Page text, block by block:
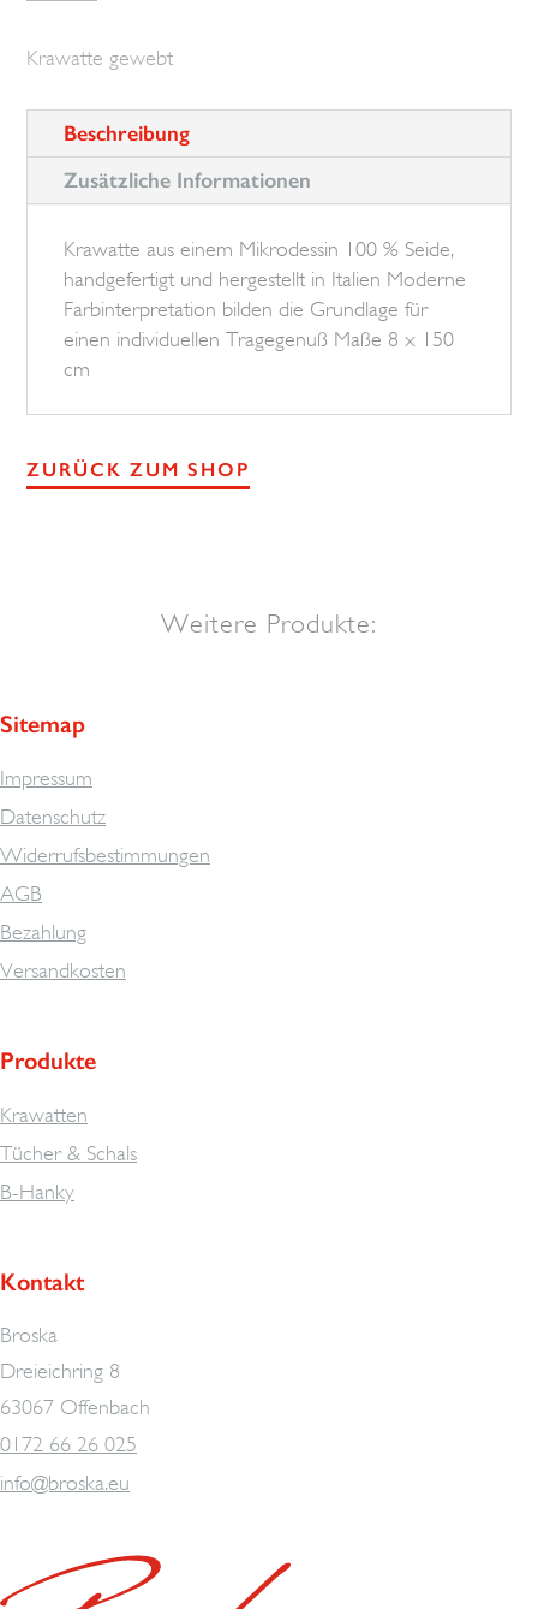
Menge
Krawatte gewebt
Beschreibung
Zusätzliche Informationen
Krawatte aus einem Mikrodessin 100 % Seide,
handgefertigt und hergestellt in Italien Moderne
Farbinterpretation bilden die Grundlage für
einen individuellen Tragegenuß Maße 8 x 150
cm
ZURÜCK ZUM SHOP
Weitere Produkte:
Sitemap
Impressum
Datenschutz
Widerrufsbestimmungen
AGB
Bezahlung
Versandkosten
Produkte
Krawatten
Tücher & Schals
B-Hanky
Kontakt
Broska
Dreieichring 8
63067 Offenbach
0172 66 26 025
info@broska.eu